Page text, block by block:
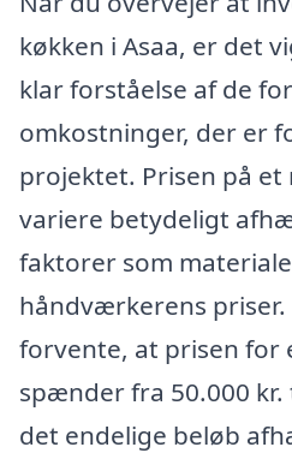
køkken i Asaa, er det
klar forståelse af de
omkostninger, der er
projektet. Prisen på et
variere betydeligt
faktorer som
håndværkerens priser.
forvente, at prisen for
spænder fra 50.000 kr.
det endelige beløb